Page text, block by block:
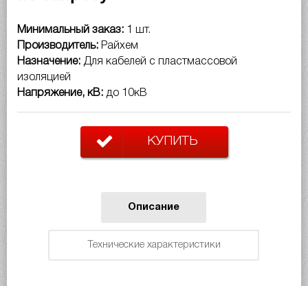
Минимальный заказ:
1 шт.
Производитель: Райхем
Назначение: Для кабелей с пластмассовой
изоляцией
Напряжение, кВ: до 10кВ
КУПИТЬ
Описание
Технические характеристики